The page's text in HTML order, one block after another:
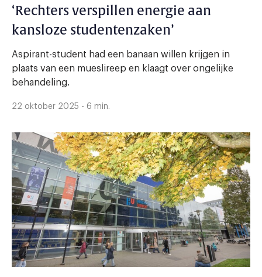
‘Rechters verspillen energie aan
kansloze studentenzaken’
Aspirant-student had een banaan willen krijgen in
plaats van een mueslireep en klaagt over ongelijke
behandeling.
22 oktober 2025 - 6 min.